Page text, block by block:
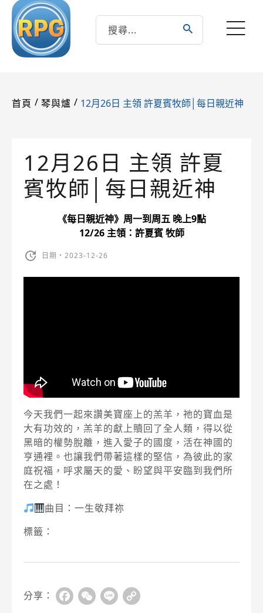
首頁 / 琴與爐 / 12月26日 主領 許夏賓牧師│每日親近神
12月26日 主領 許夏
賓牧師│每日親近神
《每日親近神》周一到周五 晚上9點
12/26 主領：許夏賓 牧師
日期・2023-12-26
今天我們一起來讚美寶座上的羔羊，祂的寶血是
大有功效的，羔羊的獻上贖回了全人類，得以從
黑暗的權勢脫離，進入愛子的國度，活在神國的
亨通裡。也讓我們帶著這樣的堅信，為彼此的家
庭祝福，呼求屬天的愛、盼望與平安臨到我們所
在之處！
曲目：一生敬拜祢
標籤：
分享： FacebookWeChat
Line